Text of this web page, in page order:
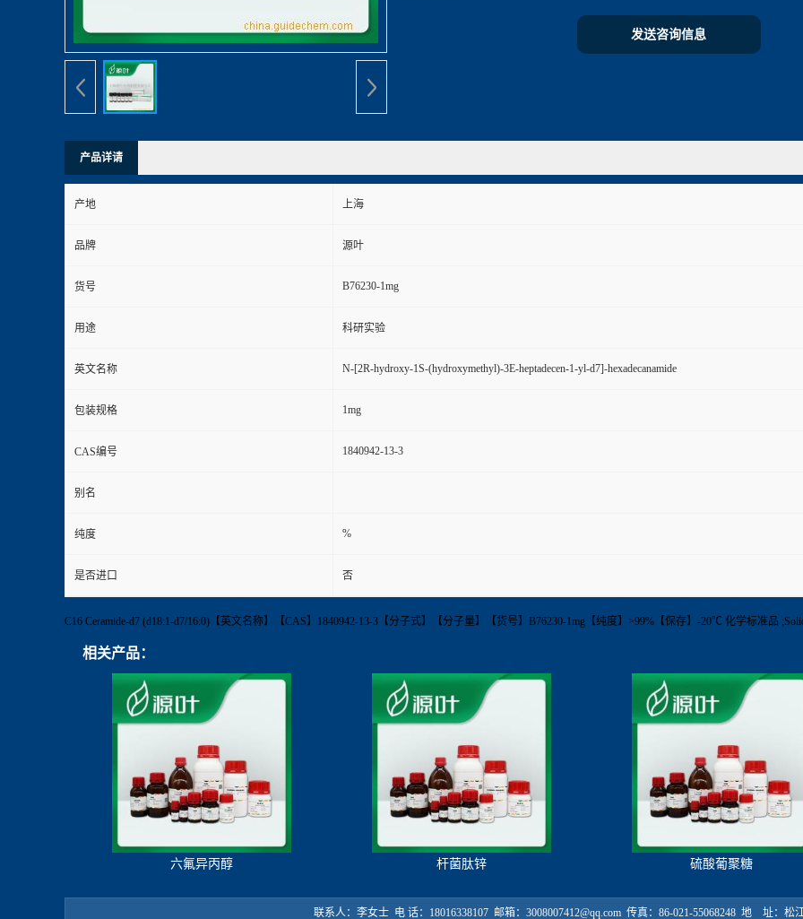
发送咨询信息
产品详请
产地 上海
品牌 源叶
货号 B76230-1mg
用途 科研实验
英文名称 N-[2R-hydroxy-1S-(hydroxymethyl)-3E-heptadecen-1-yl-d7]-hexadecanamide
包装规格 1mg
CAS编号 1840942-13-3
别名
纯度 %
是否进口 否
C16 Ceramide-d7 (d18:1-d7/16:0)【英文名称】【CAS】1840942-13-3【分子式】【分子量】【货号】B76230-1mg【纯度】>99%【保存】-20℃ 化学标准品
相关产品：
六氟异丙醇 杆菌肽锌 硫酸葡聚糖
联系人：李女士 电 话：18016338107 邮箱：3008007412@qq.com 传真：86-021-55068248 地 址：松